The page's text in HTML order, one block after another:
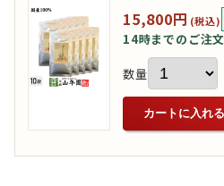
15,800円 (税込)
14時までのご注
数量
カートに入れる